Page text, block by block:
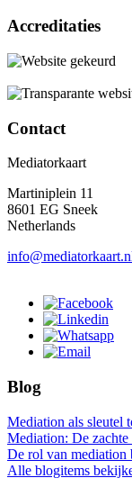
Accreditaties
Contact
Mediatorkaart
Martiniplein 11
8601 EG Sneek
Netherlands
Blog
Mediation als sleutel
Mediation: De
De rol van mediation
Alle blogitems